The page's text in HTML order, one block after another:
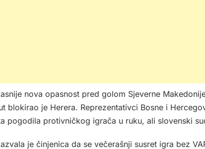
nova opasnost pred golom Sjeverne
blokirao je Herera. Reprezentativci Bosne i
pogodila protivničkog igrača u ruku, ali slovenski
je činjenica da se večerašnji susret igra bez